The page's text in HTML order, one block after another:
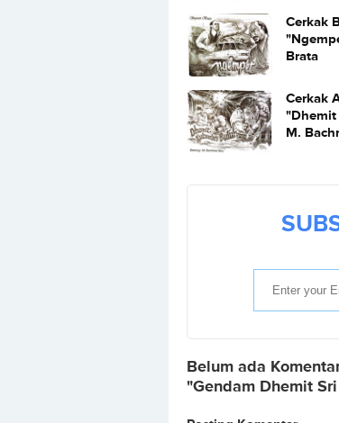
Cerkak
Brata
Cerkak
M.
Belum ada
"Gendam Dhemit